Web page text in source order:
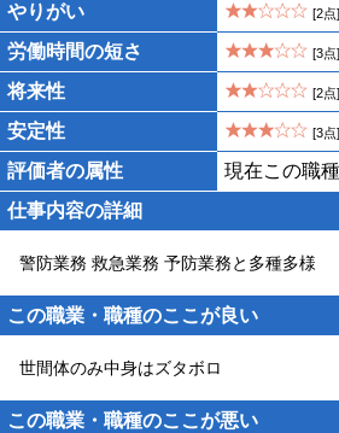
やりがい [2点]
労働時間の短さ [3点]
将来性 [2点]
安定性 [3点]
評価者の属性
現在この職
仕事内容の詳細
警防業務 救急業務 予防業務と多種多様
この職業・職種のここが良い
世間体のみ中身はズタボロ
この職業・職種のここが悪い